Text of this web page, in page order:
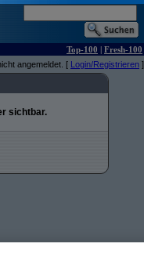
Top-100 | Fresh-100
angemeldet. [ Login/Registrieren ]
sichtbar.